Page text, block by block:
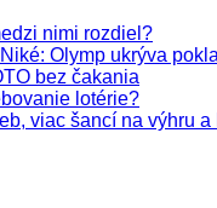
nimi rozdiel?
Olymp ukrýva
bez čakania
lotérie?
viac šancí na výhru